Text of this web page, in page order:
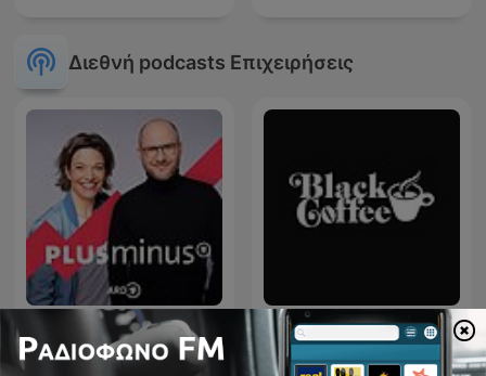
Διεθνή podcasts Επιχειρήσεις
Plusminus. Mehr als nur
Wirtschaft.
Black Coffee Podcast